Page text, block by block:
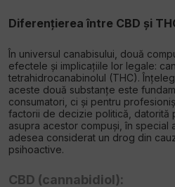
Diferențierea între CBD și
În universul canabisului, două
efectele și implicațiile lor legale:
tetrahidrocanabinolul (THC).
aceste două substanțe este
consumatori, ci și pentru
factorii de decizie politică,
asupra acestor compuși, în special
adesea considerat un drog din
psihoactive.
CBD (cannabidiol):